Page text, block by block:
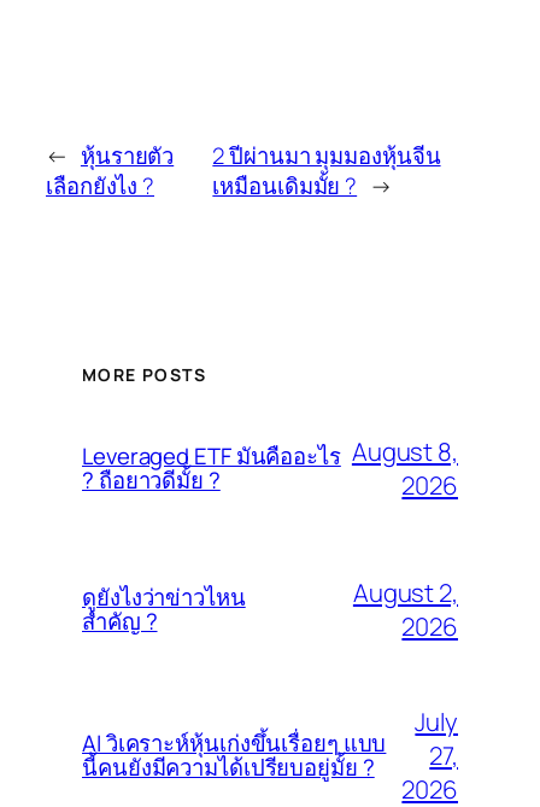
← หุ้นรายตัว
เลือกยังไง ?
2 ปีผ่านมา มุมมองหุ้นจีน
เหมือนเดิมมั้ย ? →
MORE POSTS
Leveraged ETF มันคืออะไร
? ถือยาวดีมั้ย ?
August 8,
2026
ดูยังไงว่าข่าวไหน
สำคัญ ?
August 2,
2026
AI วิเคราะห์หุ้นเก่งขึ้นเรื่อยๆ แบบ
นี้คนยังมีความได้เปรียบอยู่มั้ย ?
July
27,
2026